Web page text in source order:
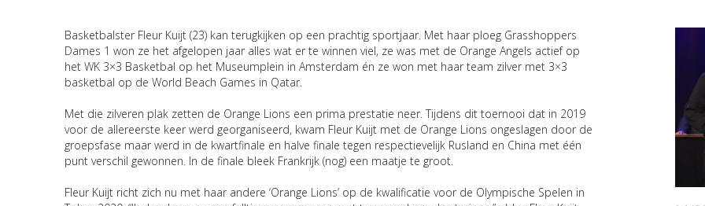
Basketbalster Fleur Kuijt (23) kan terugkijken op een prachtig sportjaar. Met haar ploeg Grasshoppers
Dames 1 won ze het afgelopen jaar alles wat er te winnen viel, ze was met de Orange Angels actief op
het WK 3×3 Basketbal op het Museumplein in Amsterdam én ze won met haar team zilver met 3×3
basketbal op de World Beach Games in Qatar.
Met die zilveren plak zetten de Orange Lions een prima prestatie neer. Tijdens dit toernooi dat in 2019
voor de allereerste keer werd georganiseerd, kwam Fleur Kuijt met de Orange Lions ongeslagen door de
groepsfase maar werd in de kwartfinale en halve finale tegen respectievelijk Rusland en China met één
punt verschil gewonnen. In de finale bleek Frankrijk (nog) een maatje te groot.
Fleur Kuijt richt zich nu met haar andere ‘Orange Lions’ op de kwalificatie voor de Olympische Spelen in